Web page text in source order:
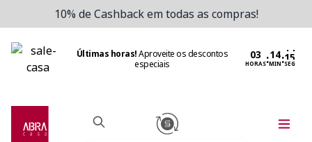
10% de Cashback em todas as compras!
Últimas horas!Aproveite os descontos
especiais
HORAS:MIN:SEG